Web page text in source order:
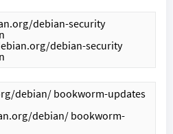
debian-security
debian-security
debian/ bookworm-updates
debian/ bookworm-